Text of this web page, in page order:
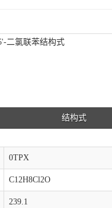
结构式
0TPX
C12H8Cl2O
239.1